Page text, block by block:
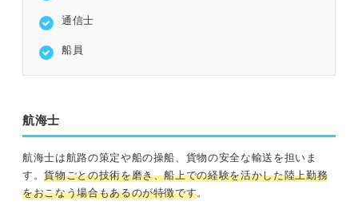
通信士
船員
航海士
航海士は航路の策定や船の操船、貨物の安全な輸送を担いま
す。貨物ごとの技術を磨き、船上での経験を活かした陸上勤務
をおこなう場合もあるのが特徴です。